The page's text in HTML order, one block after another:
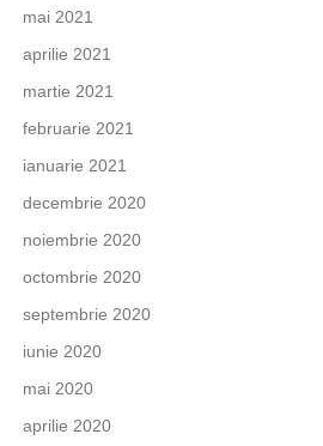
mai 2021
aprilie 2021
martie 2021
februarie 2021
ianuarie 2021
decembrie 2020
noiembrie 2020
octombrie 2020
septembrie 2020
iunie 2020
mai 2020
aprilie 2020